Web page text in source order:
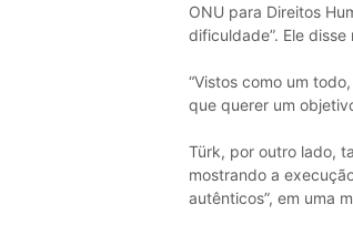
ONU para Direitos
dificuldade”. Ele
“Vistos como um
que querer um
Türk, por outro lado,
mostrando a
autênticos”, em uma